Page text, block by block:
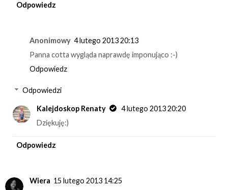
Odpowiedz
Anonimowy 4 lutego 2013 20:13
Panna cotta wygląda naprawdę imponująco :-)
Odpowiedz
Odpowiedzi
Kalejdoskop Renaty
4 lutego 2013 20:20
Dziękuję:)
Odpowiedz
Wiera 15 lutego 2013 14:25